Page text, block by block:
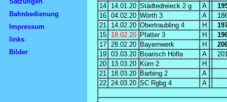
Bahnbedienung
Impressum
links
Bilder
14
14.01.20 Städtedreieck 2 g A
16 04.02.20 Wörth 3 A
21
14.02.20 Obertraubling 4 H
15
18.02.20 Pfatter 3 H
17 28.02.20 Bayernwerk H
19 03.03.20 Boarisch Höfla A
20
13.03.20 Kürn 2
H
21
18.03.20 Barbing 2
A
22 24.03.20 SC Rgbg 4 A